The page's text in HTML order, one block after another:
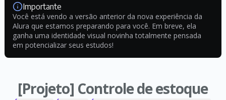
Importante
Você está vendo a versão anterior da nova experiência da
Alura que estamos preparando para você. Em breve, ela
ganha uma identidade visual novinha totalmente pensada
em potencializar seus estudos!
[Projeto] Controle de estoque